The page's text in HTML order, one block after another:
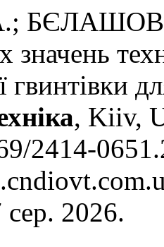
БЄЛАШОВ,
значень
гвинтівки
, Kiiv,
2414-
сер. 2026.